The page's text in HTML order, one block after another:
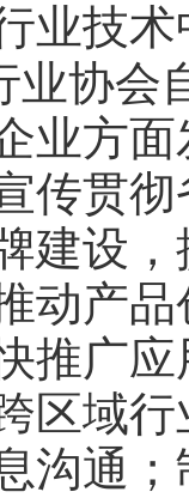
业技
业协会
业方
传贯
建设
动产
推广
区域
沟通